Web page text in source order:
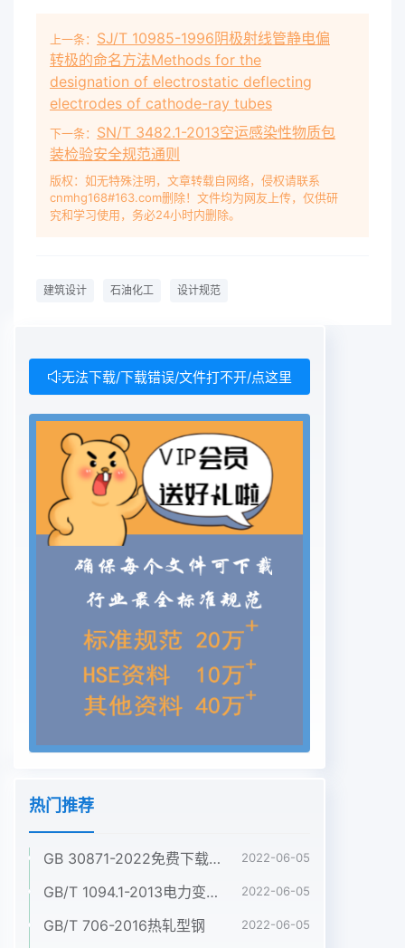
上一条： SJ/T 10985-1996阴极射线管静电偏
转极的命名方法Methods for the
designation of electrostatic deflecting
electrodes of cathode-ray tubes
下一条： SN/T 3482.1-2013空运感染性物质包
装检验安全规范通则
版权：如无特殊注明，文章转载自网络，侵权请联系
cnmhg168#163.com删除！文件均为网友上传，仅供研
究和学习使用，务必24小时内删除。
建筑设计 石油化工 设计规范
无法下载/下载错误/文件打不开/点这里
热门推荐
GB 30871-2022免费下载危险化学品企业特殊作业安全规范 2022-06-05
GB/T 1094.1-2013电力变压器 第1部分:总则 2022-06-05
GB/T 706-2016热轧型钢 2022-06-05